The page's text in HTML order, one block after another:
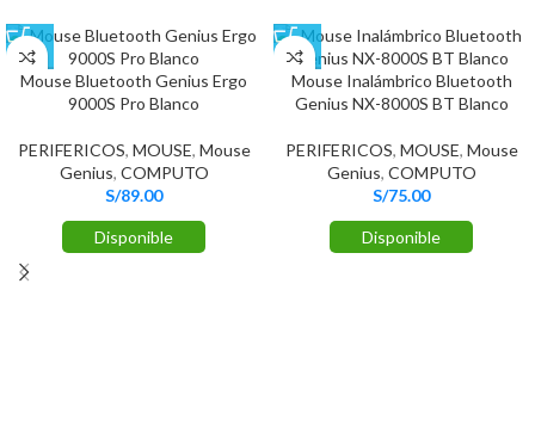
Mouse Bluetooth Genius Ergo
9000S Pro Blanco
PERIFERICOS, MOUSE, Mouse
Genius, COMPUTO
S/89.00
Disponible
Mouse Inalámbrico Bluetooth
Genius NX-8000S BT Blanco
PERIFERICOS, MOUSE, Mouse
Genius, COMPUTO
S/75.00
Disponible